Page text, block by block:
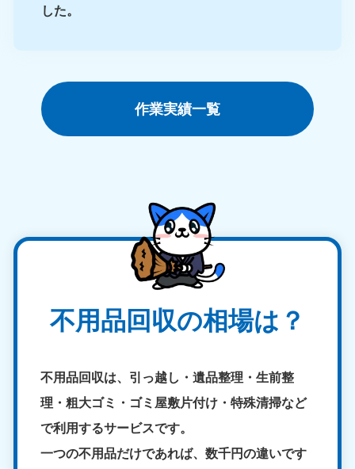
した。
作業実績一覧
不用品回収の相場は？
不用品回収は、引っ越し・遺品整理・生前整
理・粗大ゴミ・ゴミ屋敷片付け・特殊清掃など
で利用するサービスです。
一つの不用品だけであれば、数千円の違いです